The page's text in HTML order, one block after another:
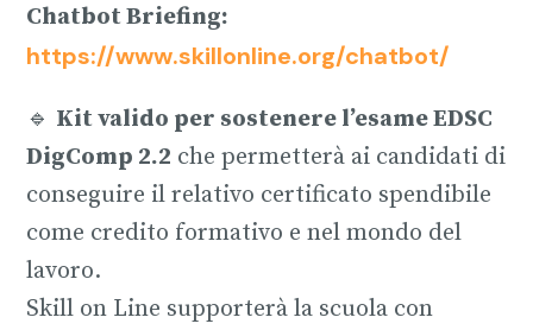
Chatbot Briefing:
https://www.skillonline.org/chatbot/
🔹 Kit valido per sostenere l’esame EDSC
DigComp 2.2 che permetterà ai candidati di
conseguire il relativo certificato spendibile
come credito formativo e nel mondo del
lavoro.
Skill on Line supporterà la scuola con